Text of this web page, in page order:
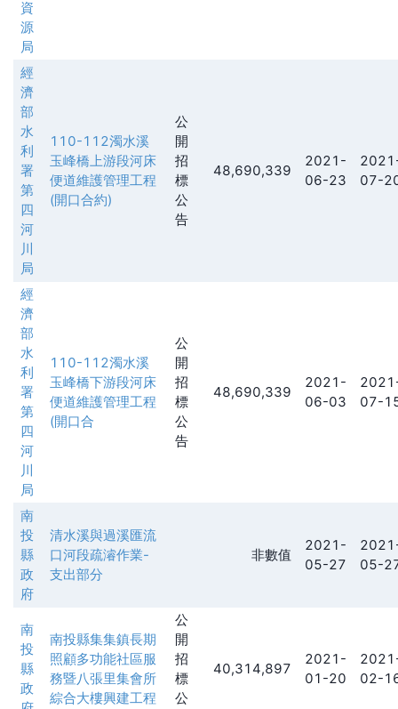
資
源
局
經
濟
部
水
利
署
第
四
河
川
局
110-112濁水溪
玉峰橋上游段河床
便道維護管理工程
(開口合約)
公
開
招
標
公
告
48,690,339
2021-
06-23
07-
經
濟
部
水
利
署
第
四
河
川
局
110-112濁水溪
玉峰橋下游段河床
便道維護管理工程
(開口合
公
開
招
標
公
告
48,690,339
2021-
06-03
07-
南
投
縣
政
府
清水溪與過溪匯流
口河段疏濬作業-
支出部分
非數值
2021-
05-27
05-
南
投
縣
政
南投縣集集鎮長期
照顧多功能社區服
務暨八張里集會所
綜合大樓興建工程
公
開
招
標
公
40,314,897
2021-
01-20
02-